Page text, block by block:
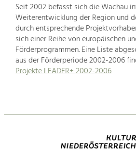
Seit 2002 befasst sich die Wachau
Weiterentwicklung der Region und
durch entsprechende
sich einer Reihe von europäischen
Förderprogrammen. Eine Liste
aus der Förderperiode 2002-2006
Projekte LEADER+ 2002-2006